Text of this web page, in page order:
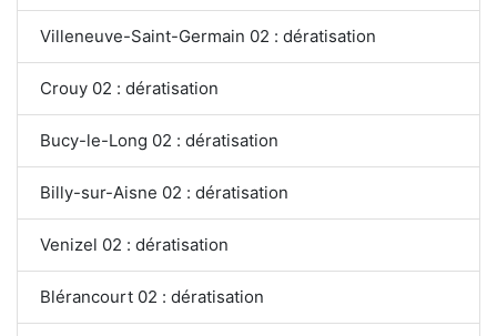
Villeneuve-Saint-Germain 02 : dératisation
Crouy 02 : dératisation
Bucy-le-Long 02 : dératisation
Billy-sur-Aisne 02 : dératisation
Venizel 02 : dératisation
Blérancourt 02 : dératisation